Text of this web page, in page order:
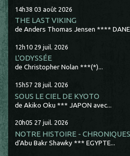
14h38 03 août 2026
THE LAST VIKING
de Anders Thomas Jensen ****
12h10 29 juil. 2026
L'ODYSSÉE
de Christopher Nolan ***(*)...
15h57 28 juil. 2026
SOUS LE CIEL DE KYOTO
de Akiko Oku *** JAPON avec...
20h05 27 juil. 2026
NOTRE HISTOIRE -
d'Abu Bakr Shawky *** EGYPTE...